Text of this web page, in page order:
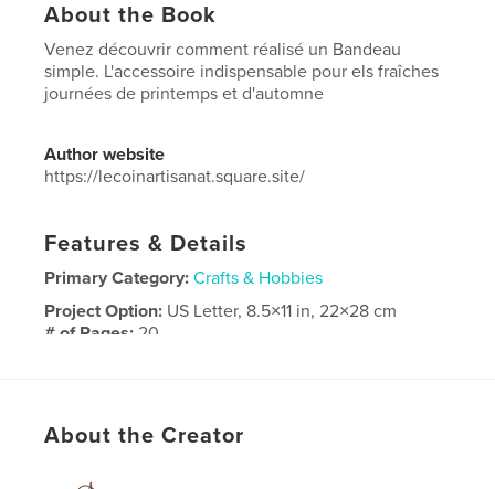
About the Book
Venez découvrir comment réalisé un Bandeau
simple. L'accessoire indispensable pour els fraîches
journées de printemps et d'automne
Author website
https://lecoinartisanat.square.site/
Features & Details
Primary Category: Crafts & Hobbies
Project Option: US Letter, 8.5×11 in, 22×28 cm
# of Pages: 20
Keywords
About the Creator